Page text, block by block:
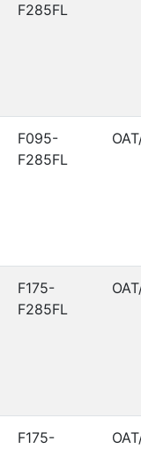
F285FL
F095-
F285FL
F175-
F285FL
F175-